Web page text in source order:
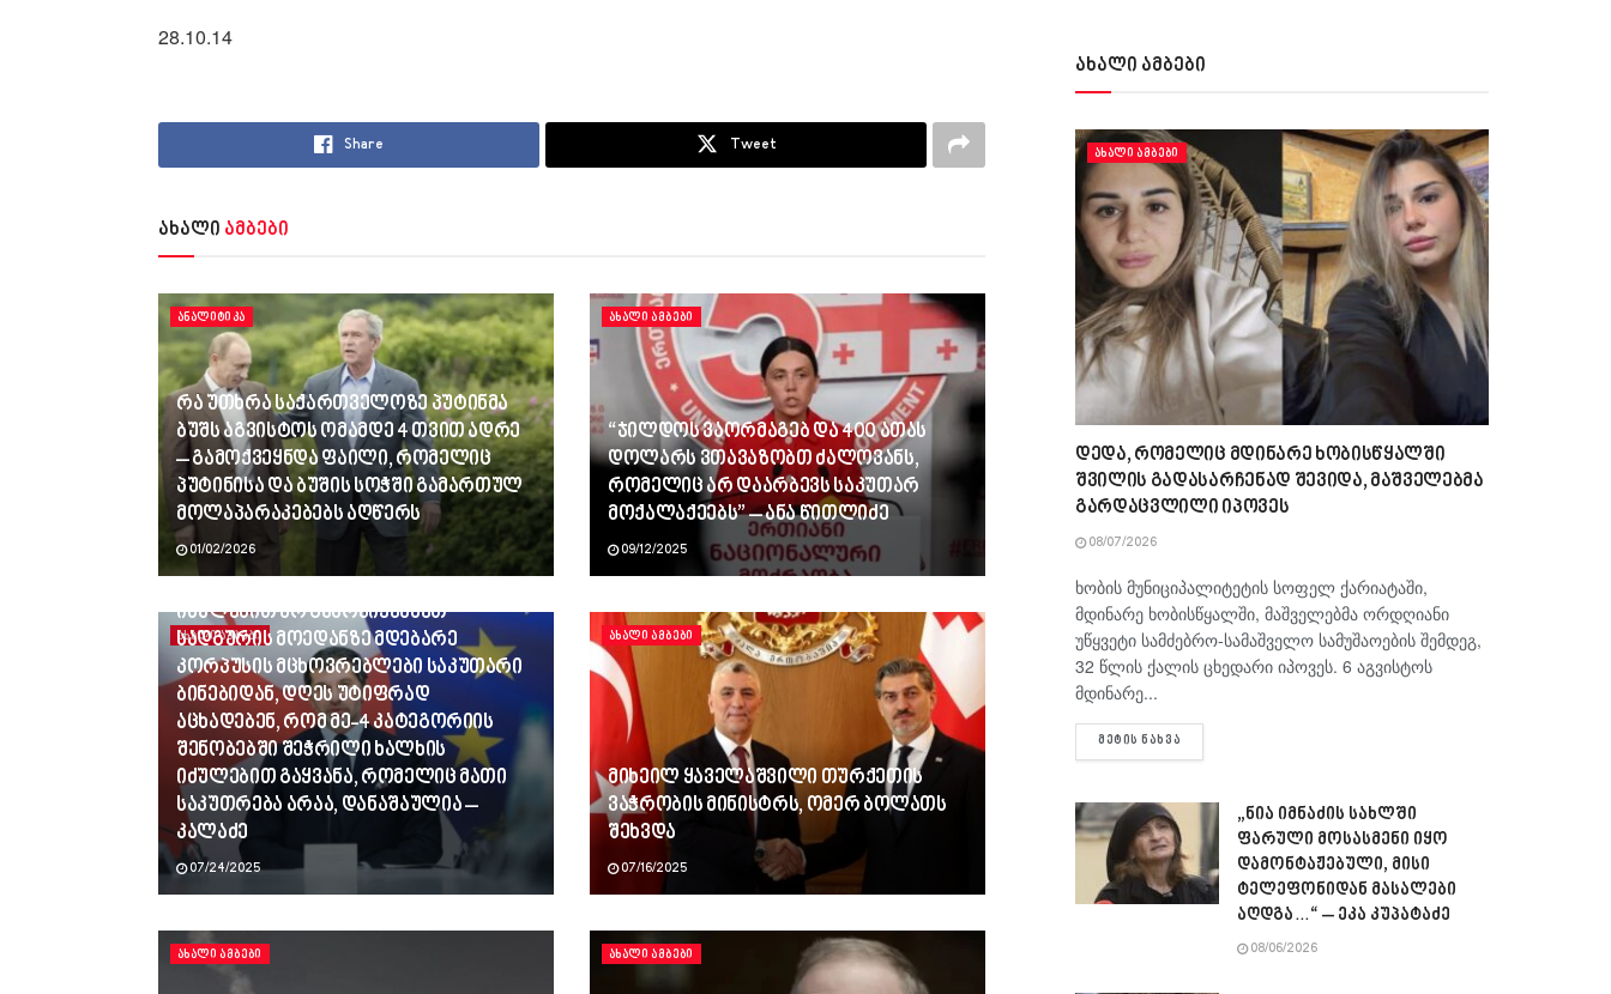
28.10.14
Share Tweet
ახალი ამბები
ᲐᲜᲐᲚᲘᲢᲘᲙᲐ
რა უთხრა საქართველოზე პუტინმა
ბუშს აგვისტოს ომამდე 4 თვით ადრე
– გამოქვეყნდა ფაილი, რომელიც
პუტინისა და ბუშის სოჭში გამართულ
მოლაპარაკებებს აღწერს
01/02/2026
ᲐᲮᲐᲚᲘ ᲐᲛᲑᲔᲑᲘ
“ჯილდოს ვაორმაგებ და 400 ათას
დოლარს ვთავაზობთ ძალოვანს,
რომელიც არ დაარბევს საკუთარ
მოქალაქეებს” – ანა წითლიძე
09/12/2025
ᲐᲮᲐᲚᲘ ᲐᲛᲑᲔᲑᲘ
იძულებით არ გამოვიყვანეთ
სადგურის მოედანზე მდებარე
კორპუსის მცხოვრებლები საკუთარი
ბინებიდან, დღეს უტიფრად
აცხადებენ, რომ მე-4 კატეგორიის
შენობებში შეჭრილი ხალხის
იძულებით გაყვანა, რომელიც მათი
საკუთრება არაა, დანაშაულია –
კალაძე
07/24/2025
ᲐᲮᲐᲚᲘ ᲐᲛᲑᲔᲑᲘ
მიხეილ ყაველაშვილი თურქეთის
ვაჭრობის მინისტრს, ომერ ბოლათს
შეხვდა
07/16/2025
ᲐᲮᲐᲚᲘ ᲐᲛᲑᲔᲑᲘ ᲐᲮᲐᲚᲘ ᲐᲛᲑᲔᲑᲘ
ახალი ამბები
ᲐᲮᲐᲚᲘ ᲐᲛᲑᲔᲑᲘ
დედა, რომელიც მდინარე ხობისწყალში
შვილის გადასარჩენად შევიდა, მაშველებმა
გარდაცვლილი იპოვეს
08/07/2026
ხობის მუნიციპალიტეტის სოფელ ქარიატაში,
მდინარე ხობისწყალში, მაშველებმა ორდღიანი
უწყვეტი სამძებრო-სამაშველო სამუშაოების შემდეგ,
32 წლის ქალის ცხედარი იპოვეს. 6 აგვისტოს
მდინარე...
ᲛᲔᲢᲘᲡ ᲜᲐᲮᲕᲐ
„ნია იმნაძის სახლში
ფარული მოსასმენი იყო
დამონტაჟებული, მისი
ტელეფონიდან მასალები
აღდგა…“ – ეკა კუპატაძე
08/06/2026